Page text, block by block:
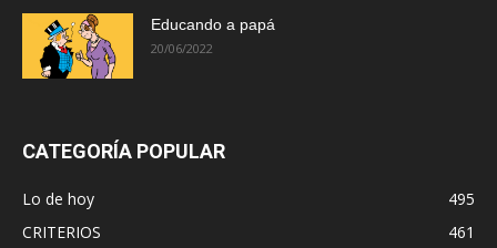
Educando a papá
20/06/2022
CATEGORÍA POPULAR
Lo de hoy
495
CRITERIOS
461